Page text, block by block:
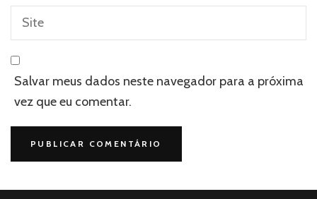
Salvar meus dados neste navegador para a próxima
vez que eu comentar.